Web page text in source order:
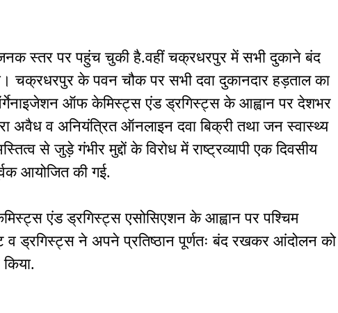
स्तर पर पहुंच चुकी है.वहीं चक्रधरपुर में सभी दुकाने बंद
चक्रधरपुर के पवन चौक पर सभी दवा दुकानदार हड़ताल का
ऑफ केमिस्ट्स एंड ड्रगिस्ट्स के आह्वान पर देशभर
अवैध व अनियंत्रित ऑनलाइन दवा बिक्री तथा जन स्वास्थ्य
से जुड़े गंभीर मुद्दों के विरोध में राष्ट्रव्यापी एक दिवसीय
आयोजित की गई.
एंड ड्रगिस्ट्स एसोसिएशन के आह्वान पर पश्चिम
ड्रगिस्ट्स ने अपने प्रतिष्ठान पूर्णतः बंद रखकर आंदोलन को